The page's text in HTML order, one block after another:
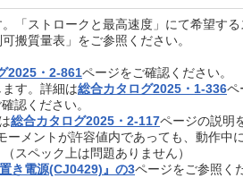
「ストロークと最高速度」にて希望す
搬質量表」をご参照ください。
2025・2-861ページをご確認ください。
す。詳細は総合カタログ2025・1-336ペ
認ください。
総合カタログ2025・2-117ページの説明
メントが許容値内であっても、動作
スペック上は問題ありません）
き電源(CJ0429)』の3ページをご参照く